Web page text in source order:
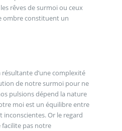
rêves de surmoi ou ceux
constituent un
d’une complexité
de notre surmoi pour ne
pulsions dépend la nature
moi est un équilibre entre
inconscientes. Or le regard
pas notre